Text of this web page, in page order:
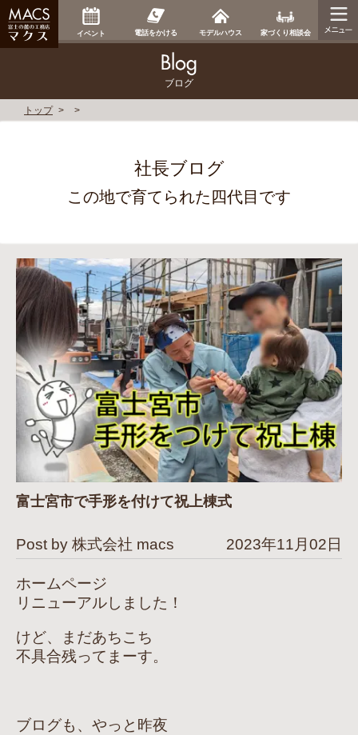
イベント 電話をかける モデルハウス 家づくり相談会
ブログ
トップ
社長ブログ
この地で育てられた四代目です
富士宮市で手形を付けて祝上棟式
Post by 株式会社 macs 2023年11月02日
ホームページ
リニューアルしました！
けど、まだあちこち
不具合残ってまーす。
ブログも、やっと昨夜